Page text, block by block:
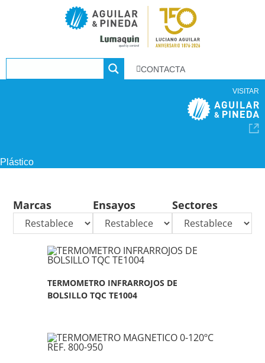
CONTACTA
VISITAR
Plástico
Marcas Ensayos Sectores
TERMOMETRO INFRARROJOS DE
BOLSILLO TQC TE1004